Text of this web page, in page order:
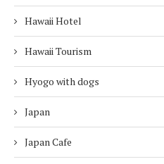
Hawaii Hotel
Hawaii Tourism
Hyogo with dogs
Japan
Japan Cafe